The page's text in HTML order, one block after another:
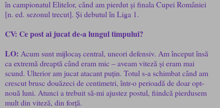
în campionatul Elitelor, când am pierdut și finala Cupei României
[n. ed. sezonul trecut]. Și debutul în Liga 1.
CV: Ce post ai jucat de-a lungul timpului?
LO: Acum sunt mijlocaș central, uneori defensiv. Am început însă
ca extremă dreaptă când eram mic – aveam viteză și eram mai
scund. Ulterior am jucat atacant puțin. Totul s-a schimbat când am
crescut brusc douăzeci de centimetri, într-o perioadă de doar opt-
nouă luni. Atunci a trebuit să-mi ajustez postul, fiindcă pierdusem
mult din viteză, din forță.